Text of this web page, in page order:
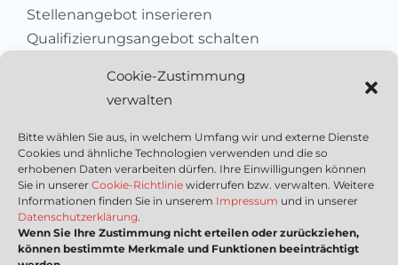
Cookie-Zustimmung
verwalten
Bitte wählen Sie aus, in welchem Umfang wir und externe Dienste
Cookies und ähnliche Technologien verwenden und die so
erhobenen Daten verarbeiten dürfen. Ihre Einwilligungen können
Sie in unserer Cookie-Richtlinie widerrufen bzw. verwalten. Weitere
Informationen finden Sie in unserem Impressum und in unserer
Datenschutzerklärung.
Wenn Sie Ihre Zustimmung nicht erteilen oder zurückziehen,
können bestimmte Merkmale und Funktionen beeinträchtigt
Stellenangebot inserieren
Qualifizierungsangebot schalten
Wichtige Links
Mediadaten
Impressum